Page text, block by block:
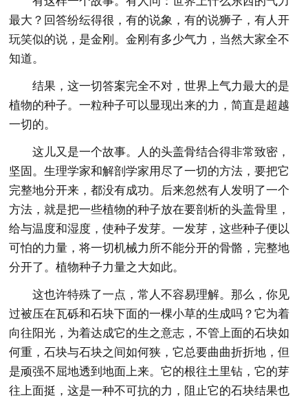
最大？回答纷纭得很，有的说象，有的说狮子，有人开
玩笑似的说，是金刚。金刚有多少气力，当然大家全不
知道。
结果，这一切答案完全不对，世界上气力最大的是
植物的种子。一粒种子可以显现出来的力，简直是超越
一切的。
这儿又是一个故事。人的头盖骨结合得非常致密，
坚固。生理学家和解剖学家用尽了一切的方法，要把它
完整地分开来，都没有成功。后来忽然有人发明了一个
方法，就是把一些植物的种子放在要剖析的头盖骨里，
给与温度和湿度，使种子发芽。一发芽，这些种子便以
可怕的力量，将一切机械力所不能分开的骨骼，完整地
分开了。植物种子力量之大如此。
这也许特殊了一点，常人不容易理解。那么，你见
过被压在瓦砾和石块下面的一棵小草的生成吗？它为着
向往阳光，为着达成它的生之意志，不管上面的石块如
何重，石块与石块之间如何狭，它总要曲曲折折地，但
是顽强不屈地透到地面上来。它的根往土里钻，它的芽
往上面挺，这是一种不可抗的力，阻止它的石块结果也